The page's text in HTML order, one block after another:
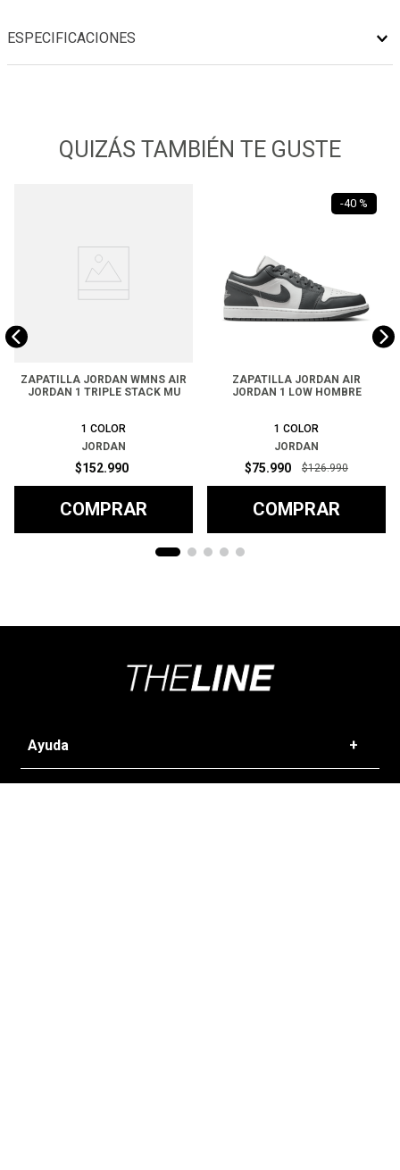
ESPECIFICACIONES
QUIZÁS TAMBIÉN TE GUSTE
ZAPATILLA JORDAN WMNS AIR
JORDAN 1 TRIPLE STACK MU
1 COLOR
JORDAN
$152.990
COMPRAR
-40 %
ZAPATILLA JORDAN AIR
JORDAN 1 LOW HOMBRE
1 COLOR
JORDAN
$75.990 $126.990
COMPRAR
Ayuda +
Preguntas frecuentes